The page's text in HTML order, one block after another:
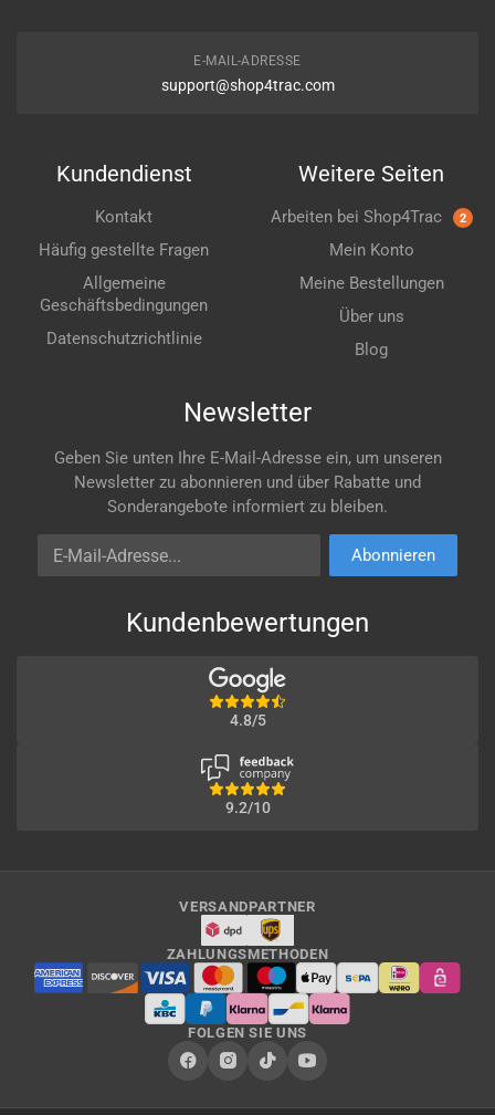
E-MAIL-ADRESSE
support@shop4trac.com
Kundendienst
Kontakt
Häufig gestellte Fragen
Allgemeine
Geschäftsbedingungen
Datenschutzrichtlinie
Weitere Seiten
Arbeiten bei Shop4Trac 2
Mein Konto
Meine Bestellungen
Über uns
Blog
Newsletter
Geben Sie unten Ihre E-Mail-Adresse ein, um unseren
Newsletter zu abonnieren und über Rabatte und
Sonderangebote informiert zu bleiben.
E-Mail-Adresse
Abonnieren
Kundenbewertungen
4.8/5
9.2/10
VERSANDPARTNER
ZAHLUNGSMETHODEN
FOLGEN SIE UNS